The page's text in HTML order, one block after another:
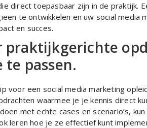
direct toepasbaar zijn in de praktijk.
te ontwikkelen en uw social media
en succes.
praktijkgerichte
passen.
voor een social media marketing
waarmee je je kennis direct
met echte cases en scenario’s,
leren hoe je ze effectief kunt